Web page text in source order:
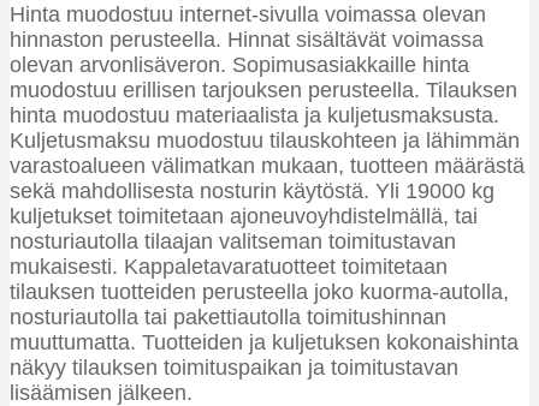
Hinta muodostuu internet-sivulla voimassa olevan
hinnaston perusteella. Hinnat sisältävät voimassa
olevan arvonlisäveron. Sopimusasiakkaille hinta
muodostuu erillisen tarjouksen perusteella. Tilauksen
hinta muodostuu materiaalista ja kuljetusmaksusta.
Kuljetusmaksu muodostuu tilauskohteen ja lähimmän
varastoalueen välimatkan mukaan, tuotteen määrästä
sekä mahdollisesta nosturin käytöstä. Yli 19000 kg
kuljetukset toimitetaan ajoneuvoyhdistelmällä, tai
nosturiautolla tilaajan valitseman toimitustavan
mukaisesti. Kappaletavaratuotteet toimitetaan
tilauksen tuotteiden perusteella joko kuorma-autolla,
nosturiautolla tai pakettiautolla toimitushinnan
muuttumatta. Tuotteiden ja kuljetuksen kokonaishinta
näkyy tilauksen toimituspaikan ja toimitustavan
lisäämisen jälkeen.